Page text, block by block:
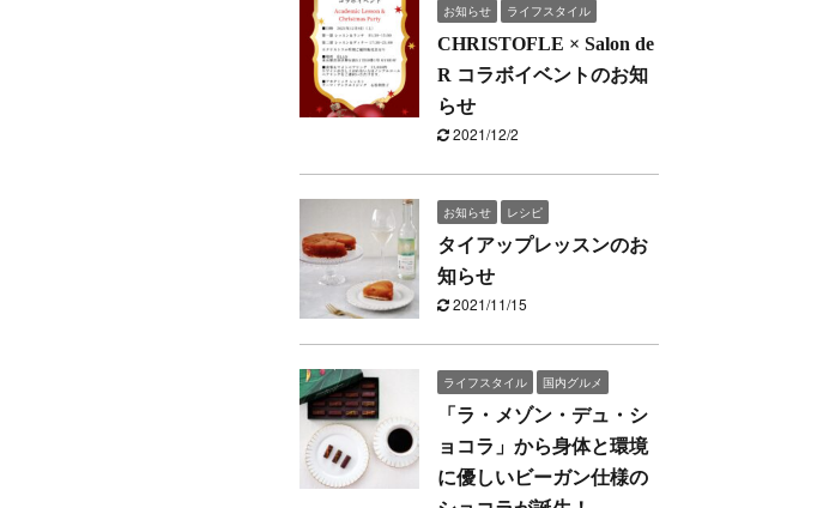
お知らせ ライフスタイル
CHRISTOFLE × Salon de
R コラボイベントのお知
らせ
2021/12/2
お知らせ レシピ
タイアップレッスンのお
知らせ
2021/11/15
ライフスタイル 国内グルメ
「ラ・メゾン・デュ・シ
ョコラ」から身体と環境
に優しいビーガン仕様の